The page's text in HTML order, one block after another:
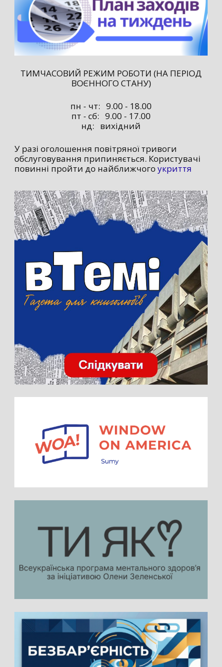
ТИМЧАСОВИЙ РЕЖИМ РОБОТИ (НА ПЕРІОД
ВОЄННОГО СТАНУ)
пн - чт: 9.00 - 18.00
пт - сб: 9.00 - 17.00
нд: вихідний
У разі оголошення повітряної тривоги
обслуговування припиняється. Користувачі
повинні пройти до найближчого укриття